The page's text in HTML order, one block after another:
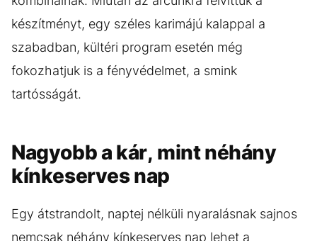
készítményt, egy széles karimájú kalappal a
szabadban, kültéri program esetén még
fokozhatjuk is a fényvédelmet, a smink
tartósságát.
Nagyobb a kár, mint néhány
kínkeserves nap
Egy átstrandolt, naptej nélküli nyaralásnak sajnos
nemcsak néhány kínkeserves nap lehet a